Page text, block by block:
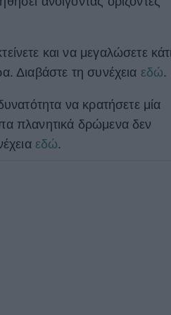
και να μεγαλώσετε
Διαβάστε τη συνέχεια εδώ.
να κρατήσετε μία
πλανητικά δρώμενα δεν
εδώ.